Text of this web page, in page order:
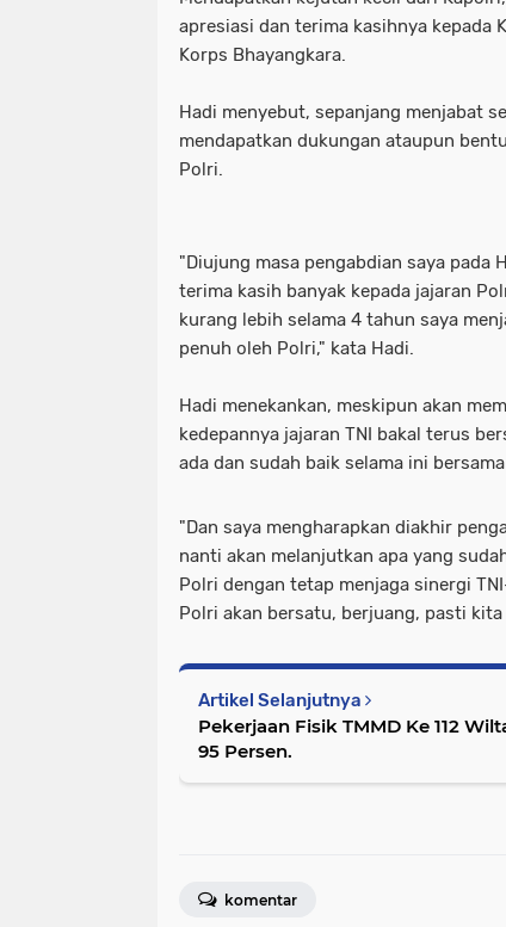
apresiasi dan terima kasihnya kepada
Korps Bhayangkara.
Hadi menyebut, sepanjang menjabat
mendapatkan dukungan ataupun
Polri.
"Diujung masa pengabdian saya pada
terima kasih banyak kepada jajaran
kurang lebih selama 4 tahun saya
penuh oleh Polri," kata Hadi.
Hadi menekankan, meskipun akan
kedepannya jajaran TNI bakal terus
ada dan sudah baik selama ini
"Dan saya mengharapkan diakhir
nanti akan melanjutkan apa yang
Polri dengan tetap menjaga sinergi
Polri akan bersatu, berjuang, pasti kita
Artikel Selanjutnya
Pekerjaan Fisik TMMD Ke 112
95 Persen.
komentar